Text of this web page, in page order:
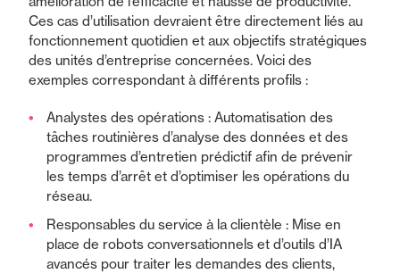
Ces cas d’utilisation devraient être directement liés au
fonctionnement quotidien et aux objectifs stratégiques
des unités d’entreprise concernées. Voici des
exemples correspondant à différents profils :
Analystes des opérations : Automatisation des
tâches routinières d’analyse des données et des
programmes d’entretien prédictif afin de prévenir
les temps d’arrêt et d’optimiser les opérations du
réseau.
Responsables du service à la clientèle : Mise en
place de robots conversationnels et d’outils d’IA
avancés pour traiter les demandes des clients,